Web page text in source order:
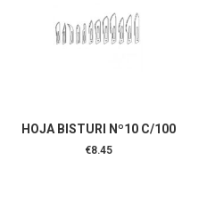
HOJA BISTURI Nº10 C/100
€8.45